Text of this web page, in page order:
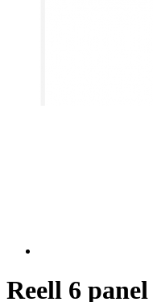
Reell 6 panel